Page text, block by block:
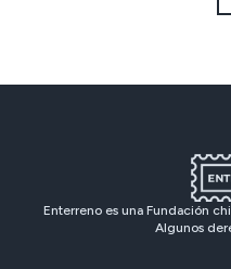
Enterreno es una Fundación
Algunos